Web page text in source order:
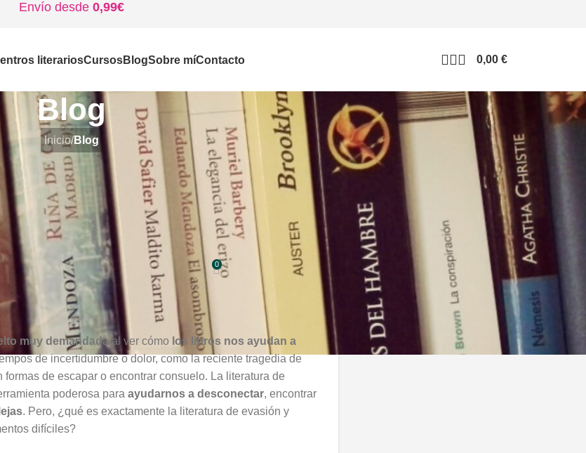
Envío desde 0,99€
literariosCursosBlogSobre míContacto 0,00 €
Blog
Inicio/Blog
BLOG
Cómo los libros nos ayudan
momentos difíciles
Activado 4 de noviembre de 2024 0
muy demandada al ver cómo los libros nos ayudan a
de incertidumbre o dolor, como la reciente tragedia de
de escapar o encontrar consuelo. La literatura de
poderosa para ayudarnos a desconectar, encontrar
. Pero, ¿qué es exactamente la literatura de evasión y
difíciles?